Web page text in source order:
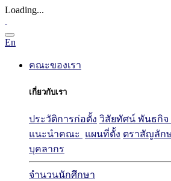
Loading...
En
คณะของเรา
เกี่ยวกับเรา
ประวัติการก่อตั้ง วิสัยทัศน์ พันธกิจ
แนะนำคณะ
แผนที่ตั้ง ตราสัญลัก
บุคลากร
จำนวนนักศึกษา